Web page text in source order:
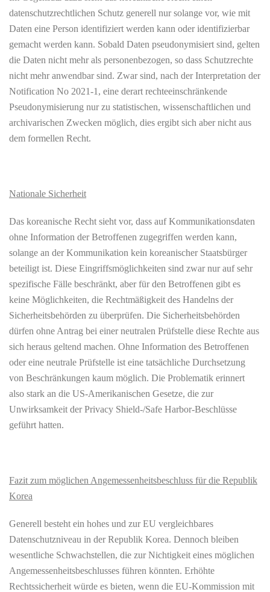
datenschutzrechtlichen Schutz generell nur solange vor, wie mit
Daten eine Person identifiziert werden kann oder identifizierbar
gemacht werden kann. Sobald Daten pseudonymisiert sind, gelten
die Daten nicht mehr als personenbezogen, so dass Schutzrechte
nicht mehr anwendbar sind. Zwar sind, nach der Interpretation der
Notification No 2021-1, eine derart rechteeinschränkende
Pseudonymisierung nur zu statistischen, wissenschaftlichen und
archivarischen Zwecken möglich, dies ergibt sich aber nicht aus
dem formellen Recht.
Nationale Sicherheit
Das koreanische Recht sieht vor, dass auf Kommunikationsdaten
ohne Information der Betroffenen zugegriffen werden kann,
solange an der Kommunikation kein koreanischer Staatsbürger
beteiligt ist. Diese Eingriffsmöglichkeiten sind zwar nur auf sehr
spezifische Fälle beschränkt, aber für den Betroffenen gibt es
keine Möglichkeiten, die Rechtmäßigkeit des Handelns der
Sicherheitsbehörden zu überprüfen. Die Sicherheitsbehörden
dürfen ohne Antrag bei einer neutralen Prüfstelle diese Rechte aus
sich heraus geltend machen. Ohne Information des Betroffenen
oder eine neutrale Prüfstelle ist eine tatsächliche Durchsetzung
von Beschränkungen kaum möglich. Die Problematik erinnert
also stark an die US-Amerikanischen Gesetze, die zur
Unwirksamkeit der Privacy Shield-/Safe Harbor-Beschlüsse
geführt hatten.
Fazit zum möglichen Angemessenheitsbeschluss für die Republik
Korea
Generell besteht ein hohes und zur EU vergleichbares
Datenschutzniveau in der Republik Korea. Dennoch bleiben
wesentliche Schwachstellen, die zur Nichtigkeit eines möglichen
Angemessenheitsbeschlusses führen könnten. Erhöhte
Rechtssicherheit würde es bieten, wenn die EU-Kommission mit